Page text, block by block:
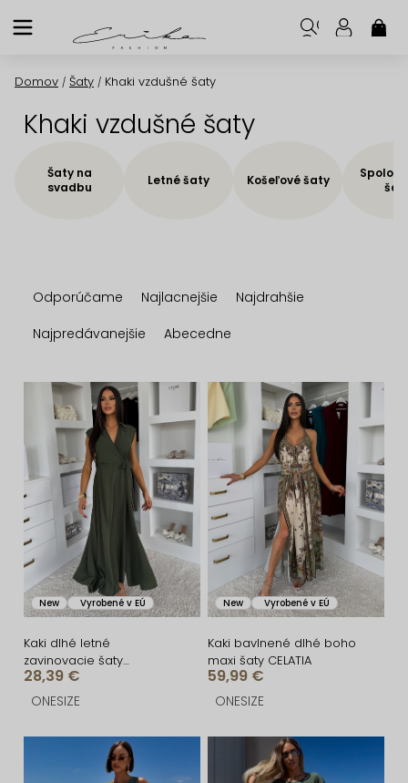
na
Domov / Šaty / Khaki vzdušné šaty
Khaki vzdušné šaty
Šaty na
svadbu
Letné šaty Košeľové šaty
a
d
n
e
p
r
o
d
u
k
t
o
v
Odporúčame Najlacnejšie
Najdrahšie
Najpredávanejšie
Abecedne
p
i
s
p
r
o
d
u
k
o
New Vyrobené v EÚ
Kaki dlhé letné
zavinovacie šaty
AVENYXA s opaskom
28,39 €
ONESIZE
New Vyrobené v EÚ
Kaki bavlnené dlhé boho
maxi šaty CELATIA
59,99 €
ONESIZE